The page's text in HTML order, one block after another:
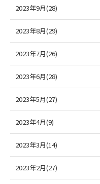
2023年9月(28)
2023年8月(29)
2023年7月(26)
2023年6月(28)
2023年5月(27)
2023年4月(9)
2023年3月(14)
2023年2月(27)